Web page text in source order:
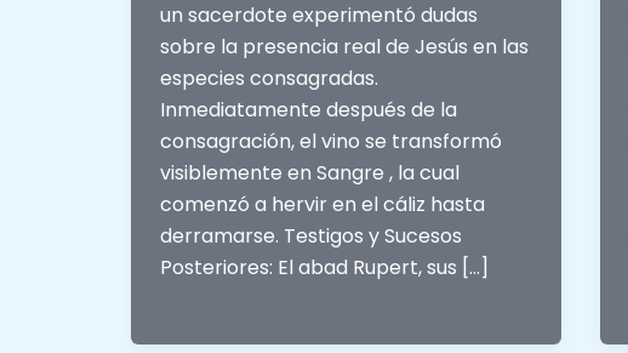
un sacerdote experimentó dudas
sobre la presencia real de Jesús en las
especies consagradas.
Inmediatamente después de la
consagración, el vino se transformó
visiblemente en Sangre , la cual
comenzó a hervir en el cáliz hasta
derramarse. Testigos y Sucesos
Posteriores: El abad Rupert, sus […]